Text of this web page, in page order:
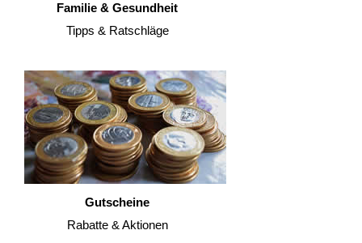
Familie & Gesundheit
Tipps & Ratschläge
Gutscheine
Rabatte & Aktionen